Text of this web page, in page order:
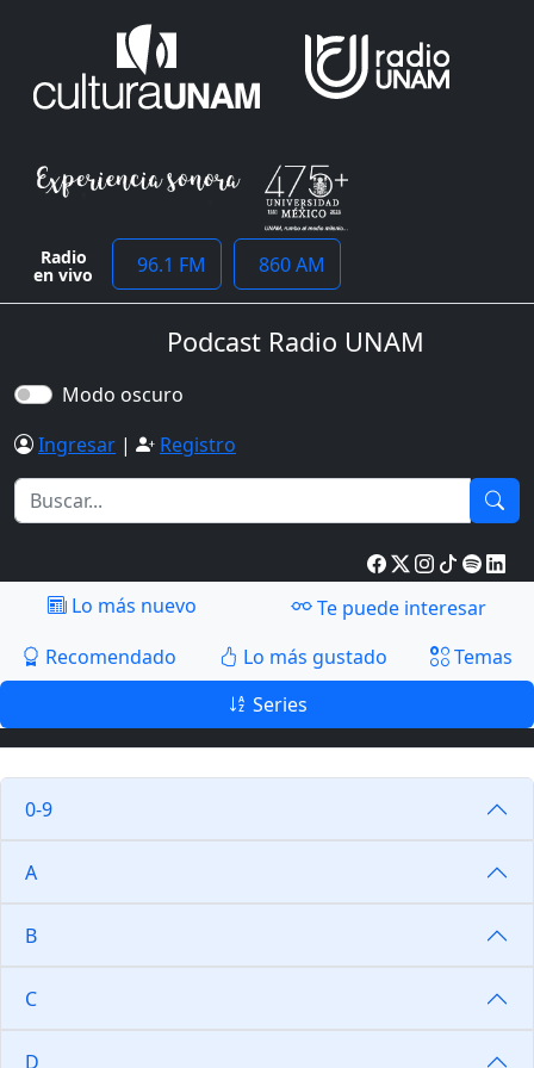
Radio
en vivo 96.1 FM 860 AM
Podcast Radio UNAM
Modo oscuro
Ingresar | Registro
Lo más nuevo
Te puede interesar
Recomendado
Lo más gustado
Temas
Series
0-9
A
B
C
D